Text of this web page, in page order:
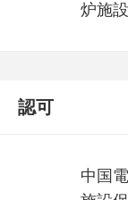
炉施
認可
中国